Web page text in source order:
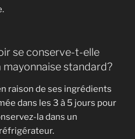
se conserve-t-elle
standard?
raison de ses ingrédients
dans les 3 à 5 jours pour
la dans un